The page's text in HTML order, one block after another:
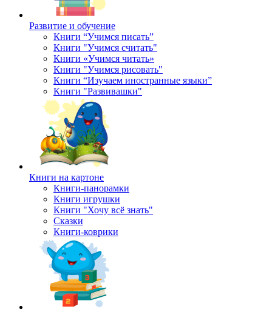
Развитие и обучение
Книги “Учимся писать”
Книги "Учимся считать"
Книги «Учимся читать»
Книги "Учимся рисовать"
Книги “Изучаем иностранные языки”
Книги "Развивашки"
Книги на картоне
Книги-панорамки
Книги игрушки
Книги "Хочу всё знать"
Сказки
Книги-коврики